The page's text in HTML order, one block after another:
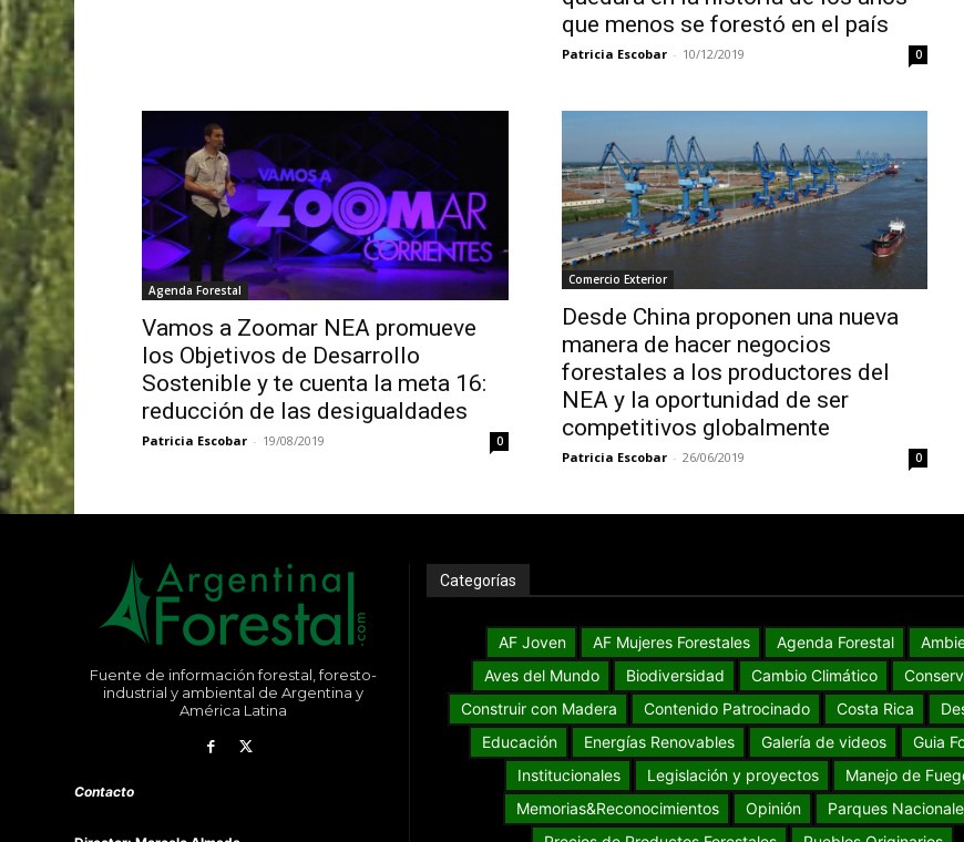
que menos se forestó en el país
Patricia Escobar - 10/12/2019 0
Agenda Forestal
Vamos a Zoomar NEA promueve
los Objetivos de Desarrollo
Sostenible y te cuenta la meta 16:
reducción de las desigualdades
Patricia Escobar - 19/08/2019 0
Comercio Exterior
Desde China proponen una nueva
manera de hacer negocios
forestales a los productores del
NEA y la oportunidad de ser
competitivos globalmente
Patricia Escobar - 26/06/2019 0
Fuente de información forestal, foresto-
industrial y ambiental de Argentina y
América Latina
Contacto
Categorías
AF Joven AF Mujeres Forestales Agenda Forestal
Aves del Mundo
Biodiversidad Cambio Climático
Construir con Madera
Contenido Patrocinado Costa Rica
Educación
Energías Renovables Galería de videos
Guia
Institucionales
Legislación y proyectos
Manejo de
Memorias&Reconocimientos
Opinión
Parques